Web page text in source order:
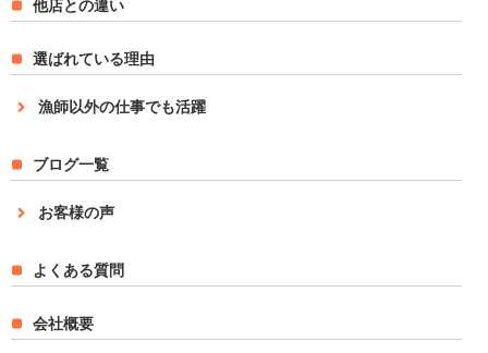
他店との違い
選ばれている理由
漁師以外の仕事でも活躍
ブログ一覧
お客様の声
よくある質問
会社概要